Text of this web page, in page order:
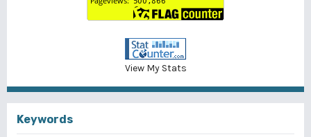
View My Stats
Keywords